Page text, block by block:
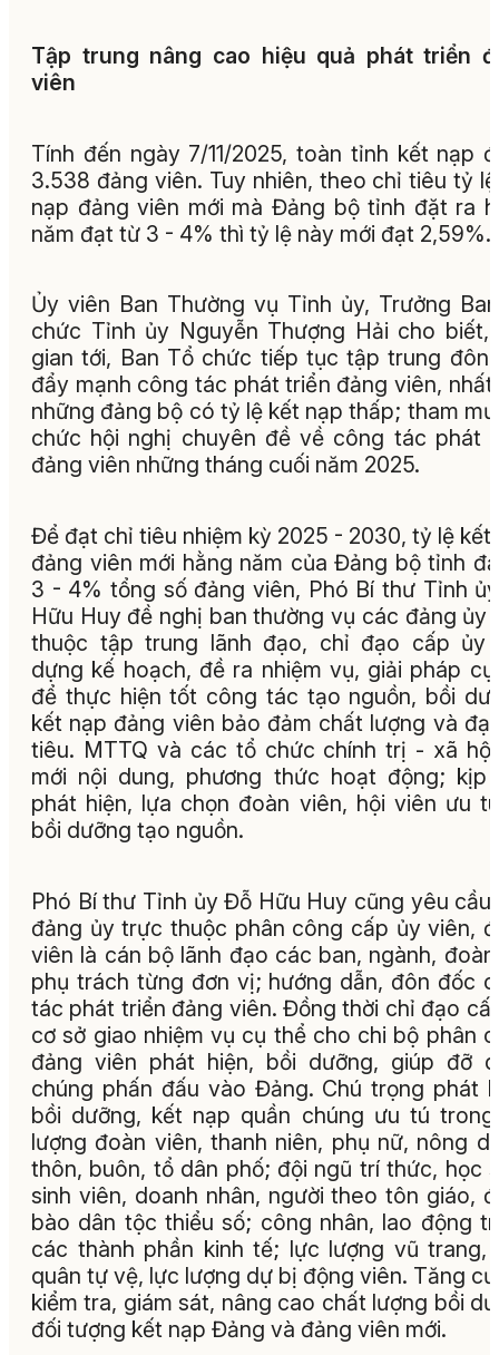
Tập trung nâng cao hiệu quả phát triển
viên
Tính đến ngày 7/11/2025, toàn tỉnh kết nạp
3.538 đảng viên. Tuy nhiên, theo chỉ tiêu tỷ
nạp đảng viên mới mà Đảng bộ tỉnh đặt ra
năm đạt từ 3 - 4% thì tỷ lệ này mới đạt 2,59%.
Ủy viên Ban Thường vụ Tỉnh ủy, Trưởng
chức Tỉnh ủy Nguyễn Thượng Hải cho biết,
gian tới, Ban Tổ chức tiếp tục tập trung đôn
đẩy mạnh công tác phát triển đảng viên, nhất
những đảng bộ có tỷ lệ kết nạp thấp; tham
chức hội nghị chuyên đề về công tác phát
đảng viên những tháng cuối năm 2025.
Để đạt chỉ tiêu nhiệm kỳ 2025 - 2030, tỷ lệ kết
đảng viên mới hằng năm của Đảng bộ tỉnh
3 - 4% tổng số đảng viên, Phó Bí thư Tỉnh
Hữu Huy đề nghị ban thường vụ các đảng ủy
thuộc tập trung lãnh đạo, chỉ đạo cấp ủy
dựng kế hoạch, đề ra nhiệm vụ, giải pháp
để thực hiện tốt công tác tạo nguồn, bồi
kết nạp đảng viên bảo đảm chất lượng và
tiêu. MTTQ và các tổ chức chính trị - xã
mới nội dung, phương thức hoạt động; kịp
phát hiện, lựa chọn đoàn viên, hội viên ưu
bồi dưỡng tạo nguồn.
Phó Bí thư Tỉnh ủy Đỗ Hữu Huy cũng yêu cầu
đảng ủy trực thuộc phân công cấp ủy viên,
viên là cán bộ lãnh đạo các ban, ngành,
phụ trách từng đơn vị; hướng dẫn, đôn đốc
tác phát triển đảng viên. Đồng thời chỉ đạo
cơ sở giao nhiệm vụ cụ thể cho chi bộ phân
đảng viên phát hiện, bồi dưỡng, giúp đỡ
chúng phấn đấu vào Đảng. Chú trọng phát
bồi dưỡng, kết nạp quần chúng ưu tú
lượng đoàn viên, thanh niên, phụ nữ, nông
thôn, buôn, tổ dân phố; đội ngũ trí thức, học
sinh viên, doanh nhân, người theo tôn giáo,
bào dân tộc thiểu số; công nhân, lao động
các thành phần kinh tế; lực lượng vũ trang,
quân tự vệ, lực lượng dự bị động viên. Tăng
kiểm tra, giám sát, nâng cao chất lượng bồi
đối tượng kết nạp Đảng và đảng viên mới.